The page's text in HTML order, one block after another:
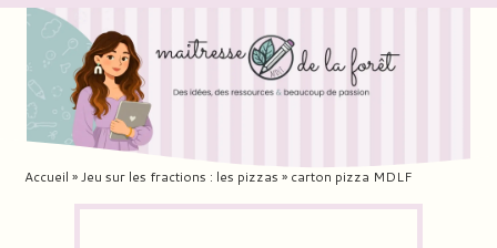
Accueil »Jeu sur les fractions : les pizzas » carton pizza MDLF